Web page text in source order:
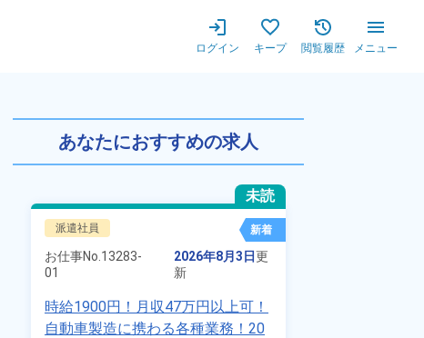
ログイン キープ 閲覧履歴 メニュー
歓迎！時給1,400円！赴任旅
あなたにおすすめの求人
未読
派遣社員 新着
お仕事No. 13283-
01
2026年8月3日更
新
時給1900円！月収47万円以上可！
自動車製造に携わる各種業務！20